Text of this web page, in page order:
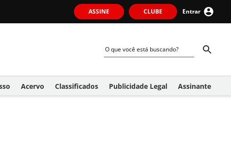
ASSINE CLUBE Entrar
Acervo Classificados Publicidade Legal Assinante